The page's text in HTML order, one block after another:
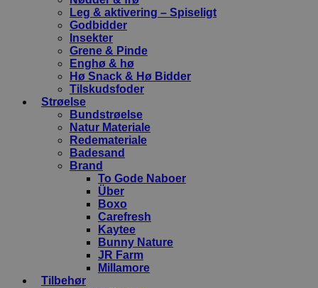
Leg & aktivering – Spiseligt
Godbidder
Insekter
Grene & Pinde
Enghø & hø
Hø Snack & Hø Bidder
Tilskudsfoder
Strøelse
Bundstrøelse
Natur Materiale
Redemateriale
Badesand
Brand
To Gode Naboer
Über
Boxo
Carefresh
Kaytee
Bunny Nature
JR Farm
Millamore
Tilbehør